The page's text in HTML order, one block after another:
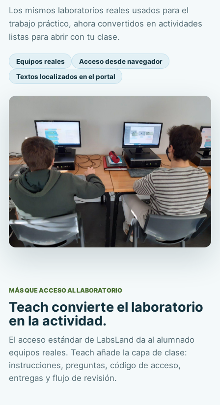
Los mismos laboratorios reales usados para el
trabajo práctico, ahora convertidos en actividades
listas para abrir con tu clase.
Equipos reales
Acceso desde navegador
Textos localizados en el portal
MÁS QUE ACCESO AL LABORATORIO
Teach convierte el laboratorio
en la actividad.
El acceso estándar de LabsLand da al alumnado
equipos reales. Teach añade la capa de clase:
instrucciones, preguntas, código de acceso,
entregas y flujo de revisión.